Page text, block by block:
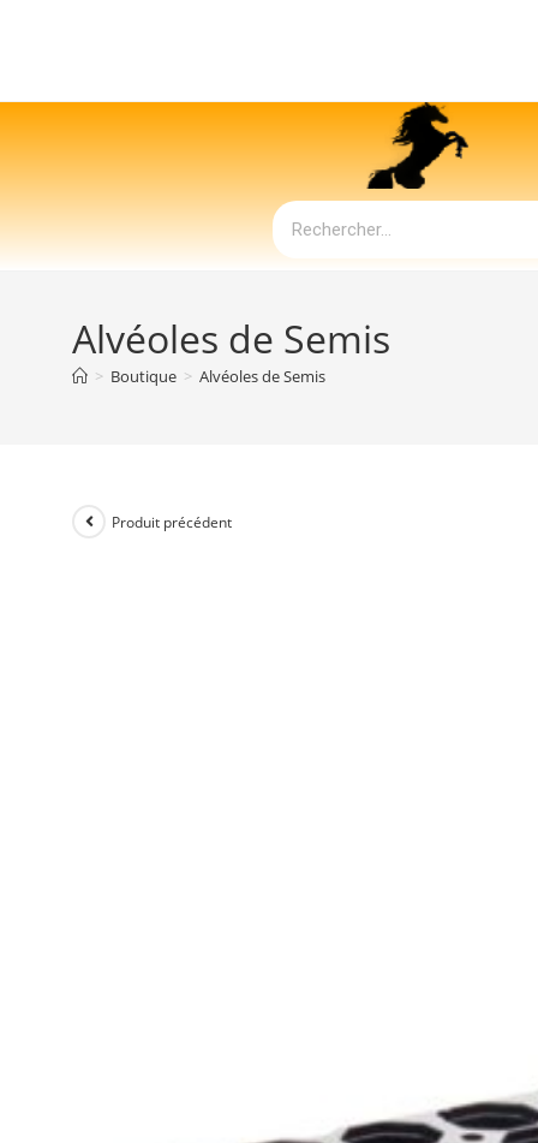
Alvéoles de Semis
> Boutique > Alvéoles de Semis
Produit précédent